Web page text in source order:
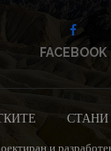
FACEBOOK
СТАНИ
и